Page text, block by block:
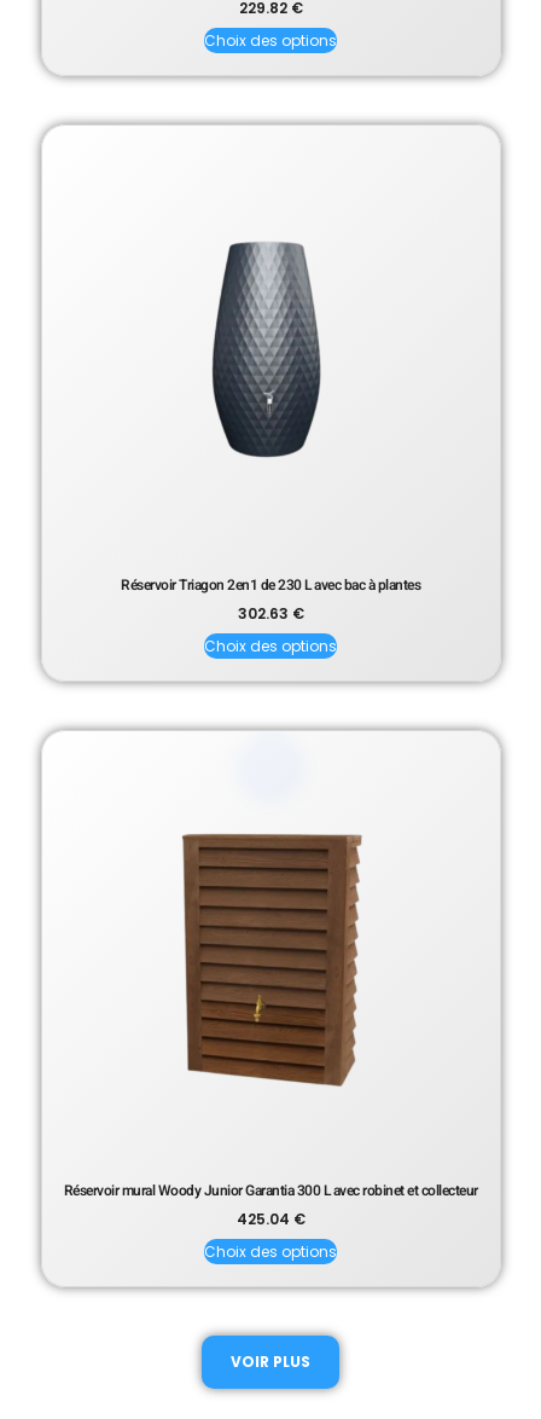
229.82 €
Choix des options
Réservoir Triagon 2en1 de 230 L avec bac à plantes
302.63 €
Choix des options
Réservoir mural Woody Junior Garantia 300 L avec robinet et collecteur
425.04 €
Choix des options
VOIR PLUS